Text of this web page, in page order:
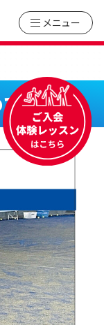
メニュー
の方〉